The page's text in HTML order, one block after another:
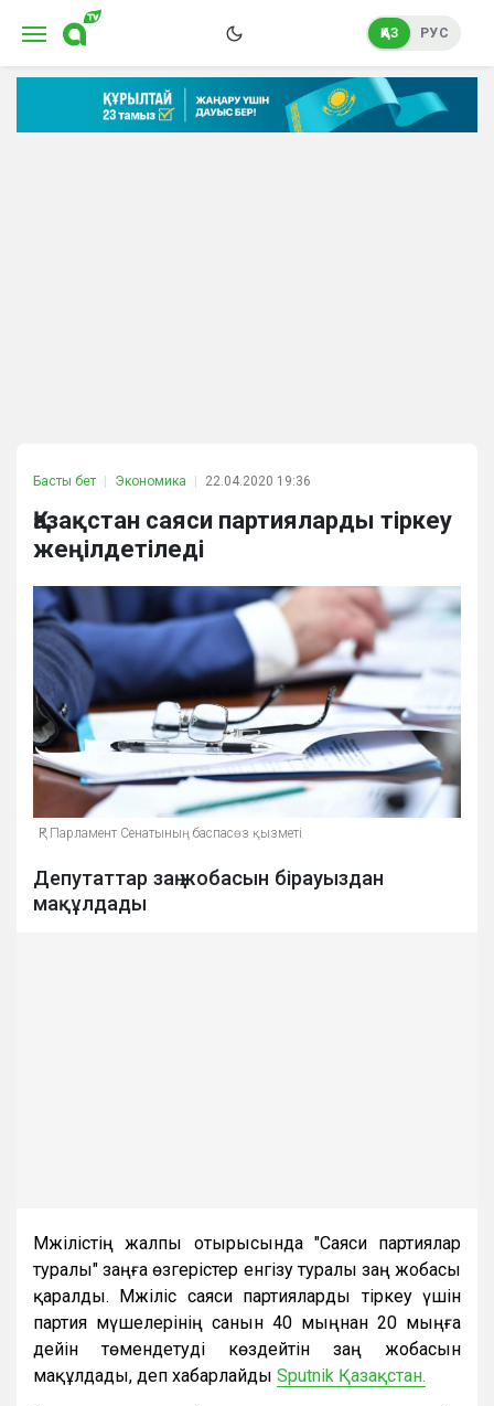
ҚАЗ РУС
Басты бет Экономика 22.04.2020 19:36
Қазақстан саяси партияларды тіркеу
жеңілдетіледі
ҚР Парламент Сенатының баспасөз қызметі
Депутаттар заң жобасын бірауыздан
мақұлдады
Мәжілістің жалпы отырысында "Саяси партиялар
туралы" заңға өзгерістер енгізу туралы заң жобасы
қаралды. Мәжіліс саяси партияларды тіркеу үшін
партия мүшелерінің санын 40 мыңнан 20 мыңға
дейін төмендетуді көздейтін заң жобасын
мақұлдады, деп хабарлайды Sputnik Қазақстан.